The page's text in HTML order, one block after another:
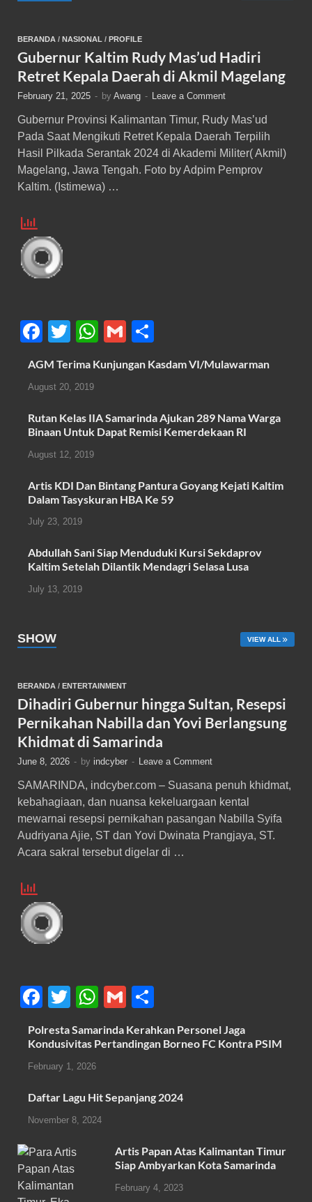
BERANDA / NASIONAL / PROFILE
Gubernur Kaltim Rudy Mas’ud Hadiri
Retret Kepala Daerah di Akmil Magelang
February 21, 2025 - by Awang - Leave a Comment
Gubernur Provinsi Kalimantan Timur, Rudy Mas’ud
Pada Saat Mengikuti Retret Kepala Daerah Terpilih
Hasil Pilkada Serantak 2024 di Akademi Militer( Akmil)
Magelang, Jawa Tengah. Foto by Adpim Pemprov
Kaltim. (Istimewa) …
F
c
e
b
o
o
k
T
tt
er
W
at
A
p
G
ail ar
AGM Terima Kunjungan Kasdam VI/Mulawarman
August 20, 2019
Rutan Kelas IIA Samarinda Ajukan 289 Nama Warga
Binaan Untuk Dapat Remisi Kemerdekaan RI
August 12, 2019
Artis KDI Dan Bintang Pantura Goyang Kejati Kaltim
Dalam Tasyskuran HBA Ke 59
July 23, 2019
Abdullah Sani Siap Menduduki Kursi Sekdaprov
Kaltim Setelah Dilantik Mendagri Selasa Lusa
July 13, 2019
SHOW VIEW ALL
BERANDA / ENTERTAINMENT
Dihadiri Gubernur hingga Sultan, Resepsi
Pernikahan Nabilla dan Yovi Berlangsung
Khidmat di Samarinda
June 8, 2026 - by indcyber - Leave a Comment
SAMARINDA, indcyber.com – Suasana penuh khidmat,
kebahagiaan, dan nuansa kekeluargaan kental
mewarnai resepsi pernikahan pasangan Nabilla Syifa
Audriyana Ajie, ST dan Yovi Dwinata Prangjaya, ST.
Acara sakral tersebut digelar di …
F
a
c
e
o
o
k
T
wi
tt
er
W
h
at
p
p
G
m
ail
h
ar
Polresta Samarinda Kerahkan Personel Jaga
Kondusivitas Pertandingan Borneo FC Kontra PSIM
February 1, 2026
Daftar Lagu Hit Sepanjang 2024
November 8, 2024
Artis Papan Atas Kalimantan Timur
Siap Ambyarkan Kota Samarinda
February 4, 2023